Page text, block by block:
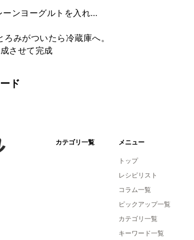
ーンヨーグルトを入れ…
みがついたら冷蔵庫へ。
ド
カテゴリ一覧 メニュー
トップ
レシピリスト
コラム一覧
ピックアップ一覧
カテゴリ一覧
キーワード一覧